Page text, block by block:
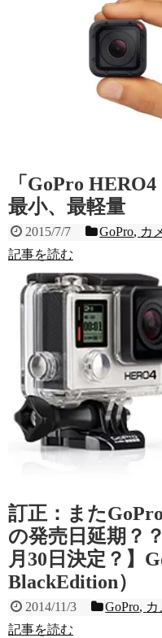
「GoPro
最小、最軽量
2015/7/7 GoPro, カ
記事を読む
訂正：また
の発売日延期？
月30日決定？】
BlackEdition）
2014/11/3 GoPro, カ
記事を読む